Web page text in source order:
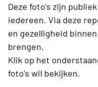
Deze foto's zijn
iedereen. Via deze
en gezelligheid
brengen.
Klik op het
foto's wil bekijken.